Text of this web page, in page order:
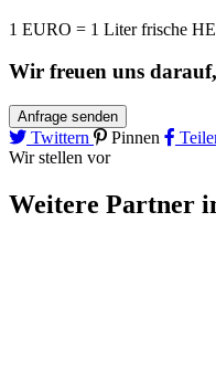
1 EURO = 1 Liter frische
Wir freuen uns
Anfrage senden
Twittern Pinnen
Wir stellen vor
Weitere Partner